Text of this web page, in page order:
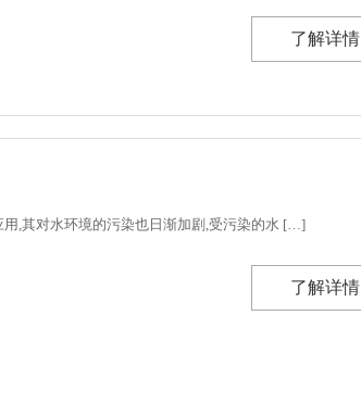
了解详情
,其对水环境的污染也日渐加剧,受污染的水 […]
了解详情